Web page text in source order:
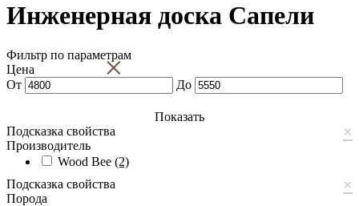
Инженерная доска Сапели
Фильтр по параметрам
×
Цена
От
До
Показать
Подсказка свойства
×
Производитель
Wood Bee (2)
Подсказка свойства
×
Порода